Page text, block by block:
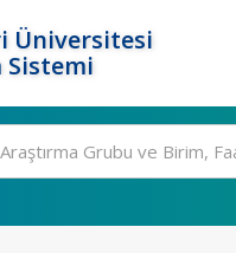
Üniversitesi
Sistemi